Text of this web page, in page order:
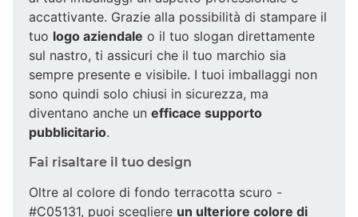
accattivante. Grazie alla possibilità di stampare il
tuo logo aziendale o il tuo slogan direttamente
sul nastro, ti assicuri che il tuo marchio sia
sempre presente e visibile. I tuoi imballaggi non
sono quindi solo chiusi in sicurezza, ma
diventano anche un efficace supporto
pubblicitario.
Fai risaltare il tuo design
Oltre al colore di fondo terracotta scuro -
#C05131, puoi scegliere un ulteriore colore di